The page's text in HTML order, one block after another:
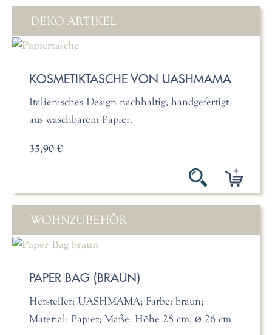
DEKO ARTIKEL
KOSMETIKTASCHE VON UASHMAMA
Italienisches Design nachhaltig, handgefertigt
aus waschbarem Papier.
35,90 €
WOHNZUBEHÖR
PAPER BAG (BRAUN)
Hersteller: UASHMAMA; Farbe: braun;
Material: Papier; Maße: Höhe 28 cm, ⌀ 26 cm